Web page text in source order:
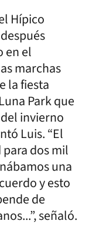
Hípico
en el
marchas
la fiesta
Park que
invierno
Luis. “El
dos mil
una
y esto
de
señaló.